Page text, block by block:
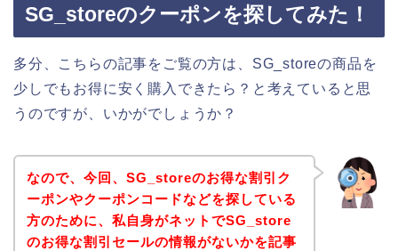
SG_storeのクーポンを探してみた！
多分、こちらの記事をご覧の方は、SG_storeの商品を
少しでもお得に安く購入できたら？と考えていると思
うのですが、いかがでしょうか？
なので、今回、SG_storeのお得な割引ク
ーポンやクーポンコードなどを探している
方のために、私自身がネットでSG_store
のお得な割引セールの情報がないかを記事